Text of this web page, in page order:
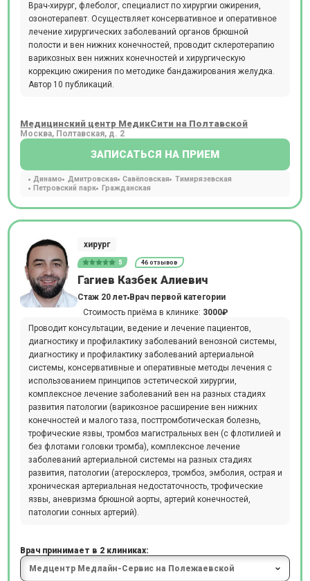
Врач-хирург, флеболог, специалист по хирургии ожирения,
озонотерапевт. Осуществляет консервативное и оперативное
лечение хирургических заболеваний органов брюшной
полости и вен нижних конечностей, проводит склеротерапию
варикозных вен нижних конечностей и хирургическую
коррекцию ожирения по методике бандажирования желудка.
Автор 10 публикаций.
Медицинский центр МедикСити на Полтавской
Москва, Полтавская, д. 2
ЗАПИСАТЬСЯ НА ПРИЕМ
Динамо Дмитровская Савёловская
Тимирязевская
Петровский парк
Гражданская
хирург
5 46 отзывов
Гагиев Казбек Алиевич
Стаж 20 лет Врач первой категории
Стоимость приёма в клинике: 3000₽
Проводит консультации, ведение и лечение пациентов,
диагностику и профилактику заболеваний венозной системы,
диагностику и профилактику заболеваний артериальной
системы, консервативные и оперативные методы лечения с
использованием принципов эстетической хирургии,
комплексное лечение заболеваний вен на разных стадиях
развития патологии (варикозное расширение вен нижних
конечностей и малого таза, посттромботическая болезнь,
трофические язвы, тромбоз магистральных вен (с флотилией и
без флотами головки тромба), комплексное лечение
заболеваний артериальной системы на разных стадиях
развития, патологии (атеросклероз, тромбоз, эмболия, острая и
хроническая артериальная недостаточность, трофические
язвы, аневризма брюшной аорты, артерий конечностей,
патологии сонных артерий).
Врач принимает в 2 клиниках: